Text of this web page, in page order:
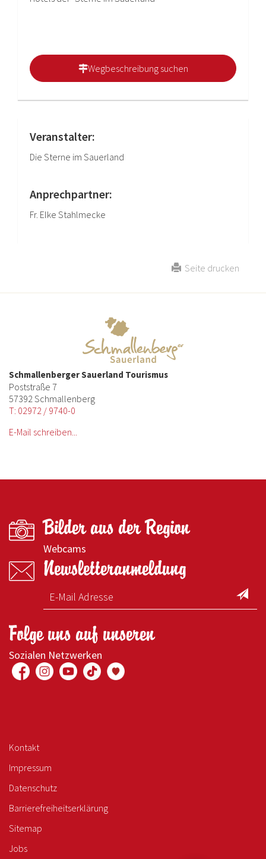
Wegbeschreibung suchen
Veranstalter:
Die Sterne im Sauerland
Anprechpartner:
Fr. Elke Stahlmecke
Seite drucken
Schmallenberger Sauerland Tourismus
Poststraße 7
57392 Schmallenberg
T: 02972 / 9740-0
E-Mail schreiben...
Bilder aus der Region
Webcams
Newsletteranmeldung
Folge uns auf unseren
Sozialen Netzwerken
Kontakt
Impressum
Datenschutz
Barrierefreiheitserklärung
Sitemap
Jobs